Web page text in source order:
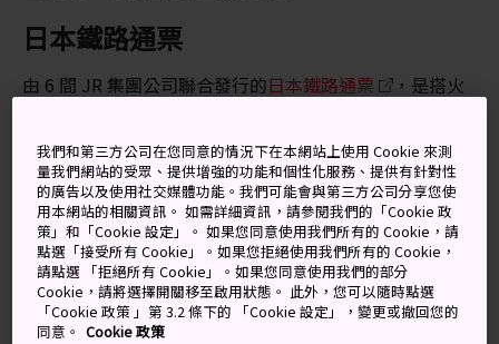
日本鐵路通票
由 6 間 JR 集團公司聯合發行的日本鐵路通票
，是搭火
大多數人來說是最佳選擇，但也可以考慮以下幾種地區周
遊券，可能更加優惠。
我們和第三方公司在您同意的情況下在本網站上使用 Cookie 來測
量我們網站的受眾、提供增強的功能和個性化服務、提供有針對性
的廣告以及使用社交媒體功能。我們可能會與第三方公司分享您使
用本網站的相關資訊。 如需詳細資訊，請參閱我們的「Cookie 政
策」和「Cookie 設定」。 如果您同意使用我們所有的 Cookie，請
點選「接受所有 Cookie」。如果您拒絕使用我們所有的 Cookie，
請點選 「拒絕所有 Cookie」。如果您同意使用我們的部分
Cookie，請將選擇開關移至啟用狀態。 此外，您可以隨時點選
「Cookie 政策 」第 3.2 條下的 「Cookie 設定」，變更或撤回您的
同意。 Cookie 政策